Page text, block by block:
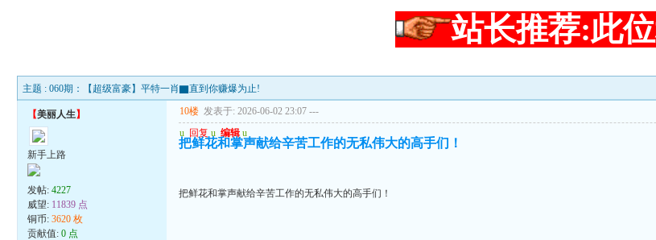
站长推荐:此
主题 : 060期：【超级富豪】平特一肖▇直到你赚爆为止!
【美丽人生】
新手上路
发帖:4227
威望: 11839 点
铜币:3620 枚
贡献值:0 点
10楼 发表于: 2026-06-02 23:07 ---
u 回复 u 编辑 u
把鲜花和掌声献给辛苦工作的无私伟大的高手们！
把鲜花和掌声献给辛苦工作的无私伟大的高手们！